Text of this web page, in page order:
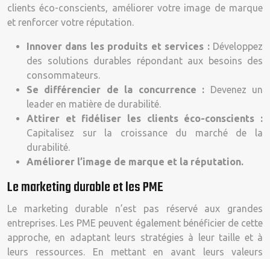
clients éco-conscients, améliorer votre image de marque
et renforcer votre réputation.
Innover dans les produits et services : Développez
des solutions durables répondant aux besoins des
consommateurs.
Se différencier de la concurrence : Devenez un
leader en matière de durabilité.
Attirer et fidéliser les clients éco-conscients :
Capitalisez sur la croissance du marché de la
durabilité.
Améliorer l’image de marque et la réputation.
Le marketing durable et les PME
Le marketing durable n’est pas réservé aux grandes
entreprises. Les PME peuvent également bénéficier de cette
approche, en adaptant leurs stratégies à leur taille et à
leurs ressources. En mettant en avant leurs valeurs